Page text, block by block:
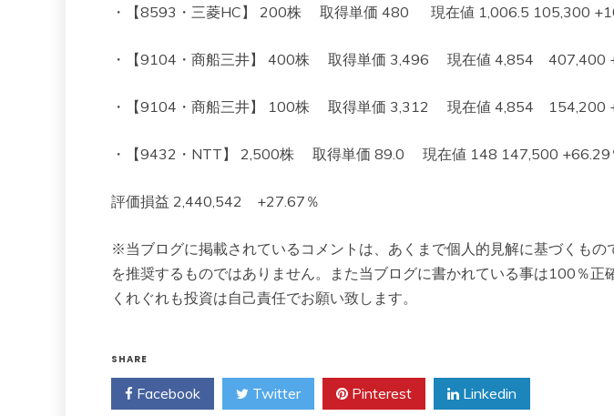
・【8593・三菱HC】 200株 取得単価 480 現在値 1,006.5 105,300
・【9104・商船三井】 400株 取得単価 3,496 現在値 4,854 407,400
・【9104・商船三井】 100株 取得単価 3,312 現在値 4,854 154,200
・【9432・NTT】 2,500株 取得単価 89.0 現在値 148 147,500 +66.29
評価損益 2,440,542 +27.67％
※当ブログに掲載されているコメントは、あくまで個人的見解に基づくもの
を推奨するものではありません。また当ブログに書かれている事は100％正
くれぐれも投資は自己責任でお願い致します。
SHARE
Facebook Twitter Pinterest Linkedin